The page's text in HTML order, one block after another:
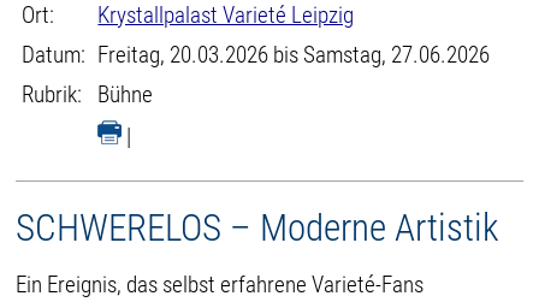
Ort:
Krystallpalast Varieté Leipzig
Datum: Freitag, 20.03.2026 bis Samstag, 27.06.2026
Rubrik:
Bühne
|
SCHWERELOS – Moderne Artistik
Ein Ereignis, das selbst erfahrene Varieté-Fans